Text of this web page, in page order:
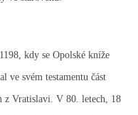
kdy se Opolské kníže
ve svém testamentu část
z Vratislavi. V 80. letech, 18